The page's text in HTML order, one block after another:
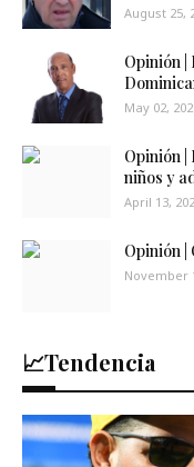
August 25,
Opinión |
May 02,
Opinión |
niños y
April 13,
Opinión |
November
📈Tendencia